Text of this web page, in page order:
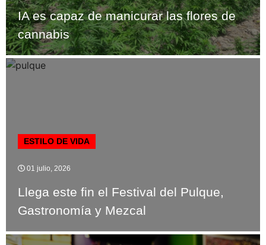
IA es capaz de manicurar las flores de
cannabis
ESTILO DE VIDA
01 julio, 2026
Llega este fin el Festival del Pulque,
Gastronomía y Mezcal